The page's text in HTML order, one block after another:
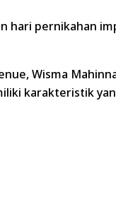
hari pernikahan
Wisma
karakteristik